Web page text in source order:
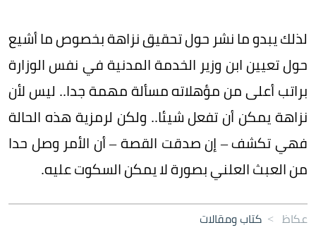
لذلك يبدو ما نشر حول تحقيق نزاهة بخصوص ما أشيع
حول تعيين ابن وزير الخدمة المدنية في نفس الوزارة
براتب أعلى من مؤهلاته مسألة مهمة جدا.. ليس لأن
نزاهة يمكن أن تفعل شيئا.. ولكن لرمزية هذه الحالة
فهي تكشف – إن صدقت القصة – أن الأمر وصل حدا
من العبث العلني بصورة لا يمكن السكوت عليه.
عكاظ > كتاب ومقالات